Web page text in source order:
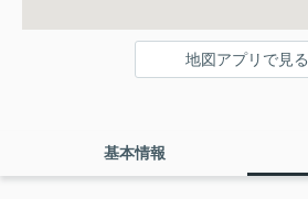
地図アプリで見る
基本情報